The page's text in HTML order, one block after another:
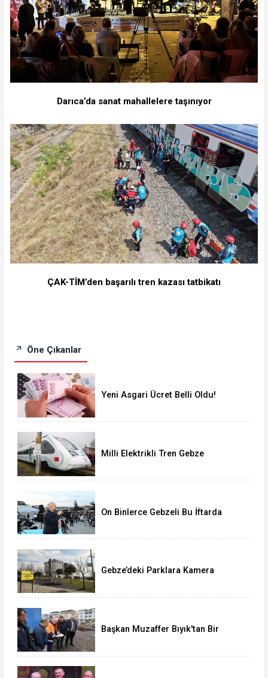
Darıca’da sanat mahallelere taşınıyor
ÇAK-TİM’den başarılı tren kazası tatbikatı
Öne Çıkanlar
Yeni Asgari Ücret Belli Oldu!
Milli Elektrikli Tren Gebze
On Binlerce Gebzeli Bu İftarda
Gebze’deki Parklara Kamera
Başkan Muzaffer Bıyık'tan Bir